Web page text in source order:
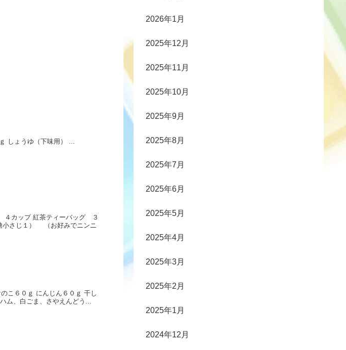
しょうゆ（下味用） ...
４カップ 紅茶ティーバッグ ３
小さじ１） （お好みでニンニ
こ６０ｇ にんじん６０ｇ 干し
ム、白ごま、さやえんどう...
2026年1月
2025年12月
2025年11月
2025年10月
2025年9月
2025年8月
2025年7月
2025年6月
2025年5月
2025年4月
2025年3月
2025年2月
2025年1月
2024年12月